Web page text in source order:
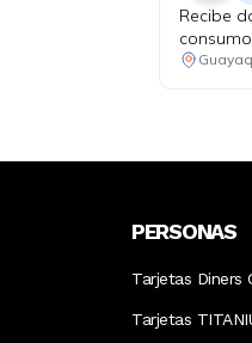
Recibe
PERSONAS
Tarjetas Diners
Tarjetas